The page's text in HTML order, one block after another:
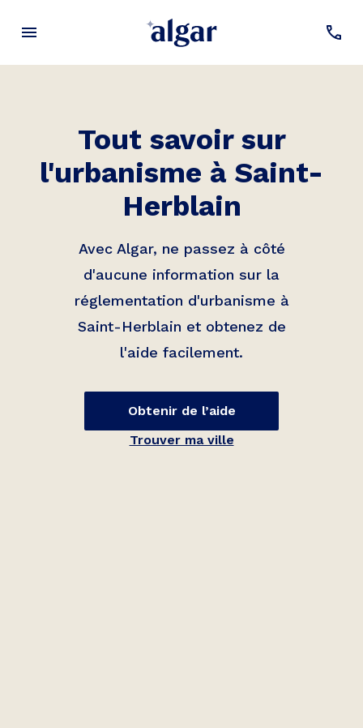
Tout savoir sur
l'urbanisme à Saint-
Herblain
Avec Algar, ne passez à côté
d'aucune information sur la
réglementation d'urbanisme à
Saint-Herblain et obtenez de
l'aide facilement.
Obtenir de l’aide
Trouver ma ville